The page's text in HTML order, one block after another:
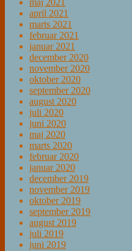
maj 2021
april 2021
marts 2021
februar 2021
januar 2021
december 2020
november 2020
oktober 2020
september 2020
august 2020
juli 2020
juni 2020
maj 2020
marts 2020
februar 2020
januar 2020
december 2019
november 2019
oktober 2019
september 2019
august 2019
juli 2019
juni 2019